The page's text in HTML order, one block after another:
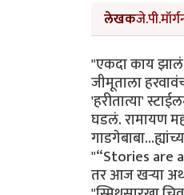
लेखक
"एकदा काय
जीमूताला
'हरीतात्या'
घडलं. रामायण
"“Stories are
तर आज खर्‍या